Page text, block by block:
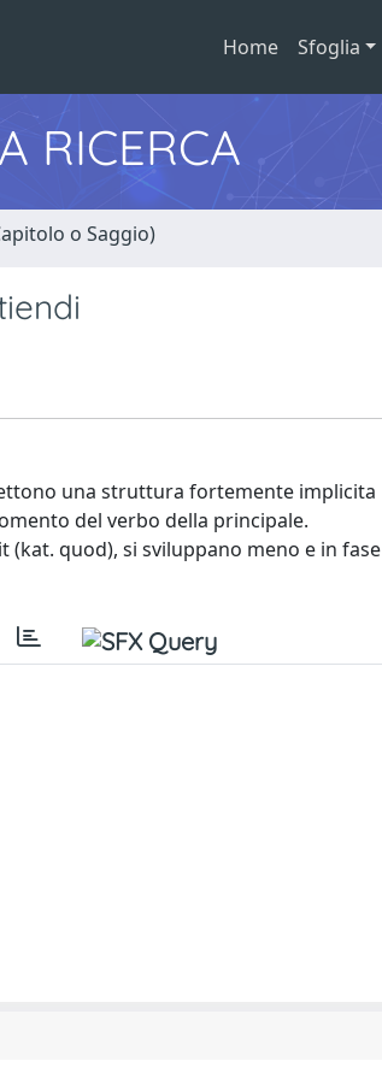
Home Sfoglia
RICERCA
o Saggio)
una struttura fortemente implicita
del verbo della principale.
quod), si sviluppano meno e in fase